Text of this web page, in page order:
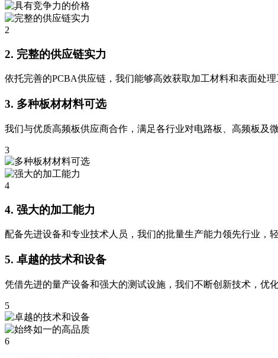
2
2. 完整的供应链实力
依托完善的PCBA供应链，我们能够高效获取加工材料和表面处
3. 多种板材材料可选
我们与优质高频板供应商合作，满足各行业对电路板、高频板及
3
4
4. 强大的加工能力
配备先进设备和专业技术人员，我们的批量生产能力领先行业，
5. 卓越的技术和设备
凭借先进的量产设备和强大的测试设施，我们不断创新技术，优
5
6